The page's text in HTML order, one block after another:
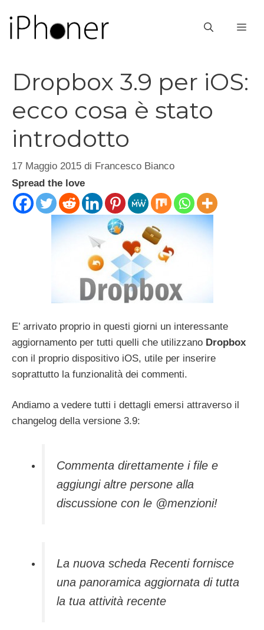
contenuto
Dropbox 3.9 per iOS:
ecco cosa è stato
introdotto
17 Maggio 2015 di Francesco Bianco
Spread the love
E’ arrivato proprio in questi giorni un interessante
aggiornamento per tutti quelli che utilizzano Dropbox
con il proprio dispositivo iOS, utile per inserire
soprattutto la funzionalità dei commenti.
Andiamo a vedere tutti i dettagli emersi attraverso il
changelog della versione 3.9:
Commenta direttamente i file e
aggiungi altre persone alla
discussione con le @menzioni!
La nuova scheda Recenti fornisce
una panoramica aggiornata di tutta
la tua attività recente